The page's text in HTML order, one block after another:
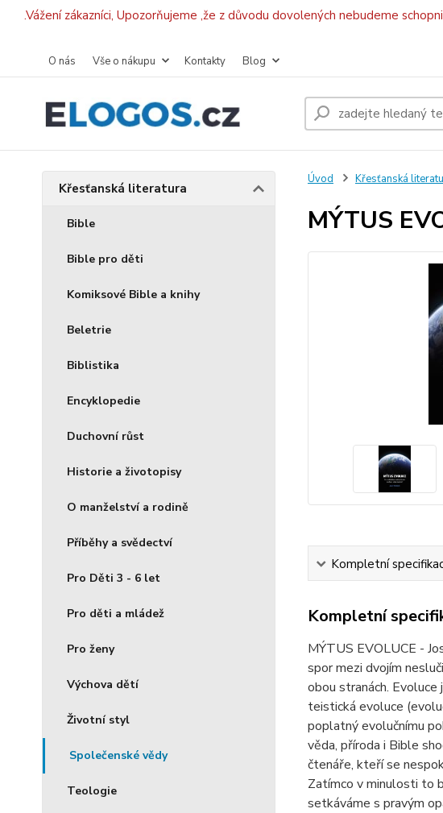
.Vážení zákazníci, Upozorňujeme ,že z důvodu dovolených nebudeme
O nás Vše o nákupu Kontakty Blog
Křesťanská literatura
Bible
Bible pro děti
Komiksové Bible a knihy
Beletrie
Biblistika
Encyklopedie
Duchovní růst
Historie a životopisy
O manželství a rodině
Příběhy a svědectví
Pro Děti 3 - 6 let
Pro děti a mládež
Pro ženy
Výchova dětí
Životní styl
Společenské vědy
Teologie
Úvod Křesťanská
MÝTUS
Kompletní
Kompletní
MÝTUS EVOLUCE -
spor mezi dvojím
obou stranách.
teistická evoluce
poplatný evo­lučnímu
věda, příroda i Bible
čtenáře, kteří se
Zatímco v minulosti to
setkáváme s pravým